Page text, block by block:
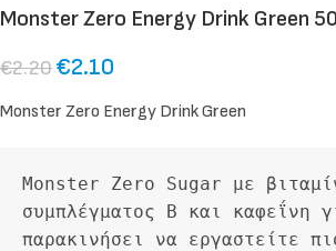
Monster Zero Energy Drink Green
€2.20€2.10
Monster Zero Energy Drink Green
Monster Zero Sugar με
συμπλέγματος Β και καφεΐνη
παρακινήσει να εργαστείτε